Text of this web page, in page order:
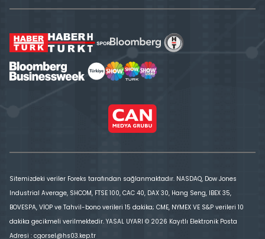
Sitemizdeki veriler Foreks tarafından sağlanmaktadır. NASDAQ, Dow Jones
Industrial Average, SHCOM, FTSE 100, CAC 40, DAX 30, Hang Seng, IBEX 35,
BOVESPA, VİOP ve Tahvil-bono verileri 15 dakika; CME, NYMEX VE S&P verileri 10
dakika gecikmeli verilmektedir. YASAL UYARI © 2026 Kayıtlı Elektronik Posta
Adresi : cgorsel@hs03.kep.tr